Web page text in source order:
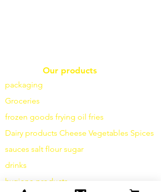
Our products
packaging
Groceries
frozen goods frying oil fries
Dairy products Cheese Vegetables Spices
sauces salt flour sugar
drinks
hygiene products